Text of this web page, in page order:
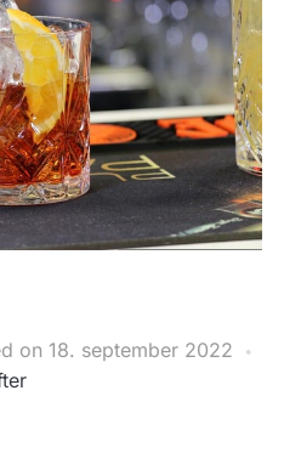
on 18. september 2022